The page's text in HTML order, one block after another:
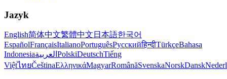
Jazyk
English简体中文繁體中文 日本語한국어
EspañolFrançaisItalianoPortuguêsРусскийहिन्दीTürkçeBahasa
Indonesiaالعربية PolskiDeutschTiếng
ViệtไทยČeštinaΕλληνικάMagyarRomânăSvenskaNorskDansk